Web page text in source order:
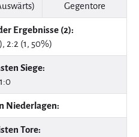
Gegentore
Ergebnisse (2):
2:2 (1, 50%)
Siege:
1:0
Niederlagen:
Tore: